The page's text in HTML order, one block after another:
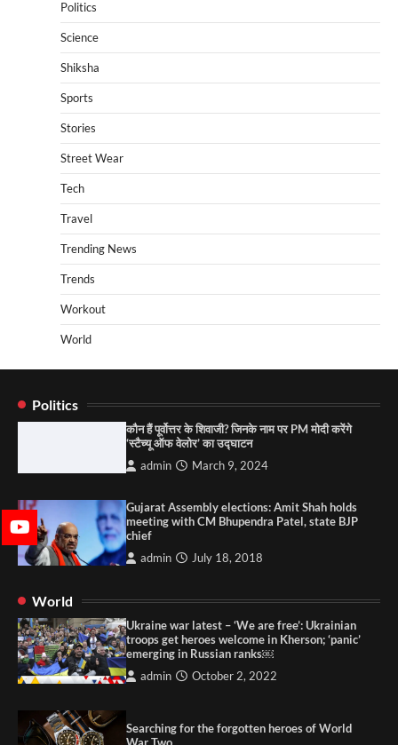
Politics
Science
Shiksha
Sports
Stories
Street Wear
Tech
Travel
Trending News
Trends
Workout
World
Politics
कौन हैं पूर्वोत्तर के शिवाजी? जिनके नाम पर PM मोदी करेंगे
‘स्टैच्यू ऑफ वेलोर’ का उद्घाटन
admin March 9, 2024
Gujarat Assembly elections: Amit Shah holds
meeting with CM Bhupendra Patel, state BJP
chief
admin July 18, 2018
World
Ukraine war latest – ‘We are free’: Ukrainian
troops get heroes welcome in Kherson; ‘panic’
emerging in Russian ranks￼
admin October 2, 2022
Searching for the forgotten heroes of World